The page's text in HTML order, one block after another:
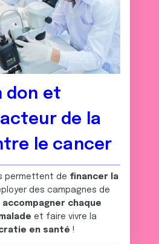
don et
de la
le cancer
permettent de financer la
des campagnes de
accompagner chaque
et faire vivre la
en santé !